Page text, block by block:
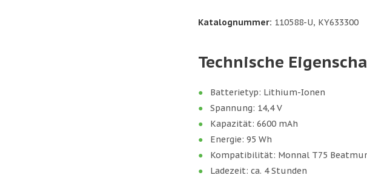
Katalognummer: 110588-U, KY633300
Technische
Batterietyp: Lithium-Ionen
Spannung: 14,4 V
Kapazität: 6600 mAh
Energie: 95 Wh
Kompatibilität: Monnal T75
Ladezeit: ca. 4 Stunden